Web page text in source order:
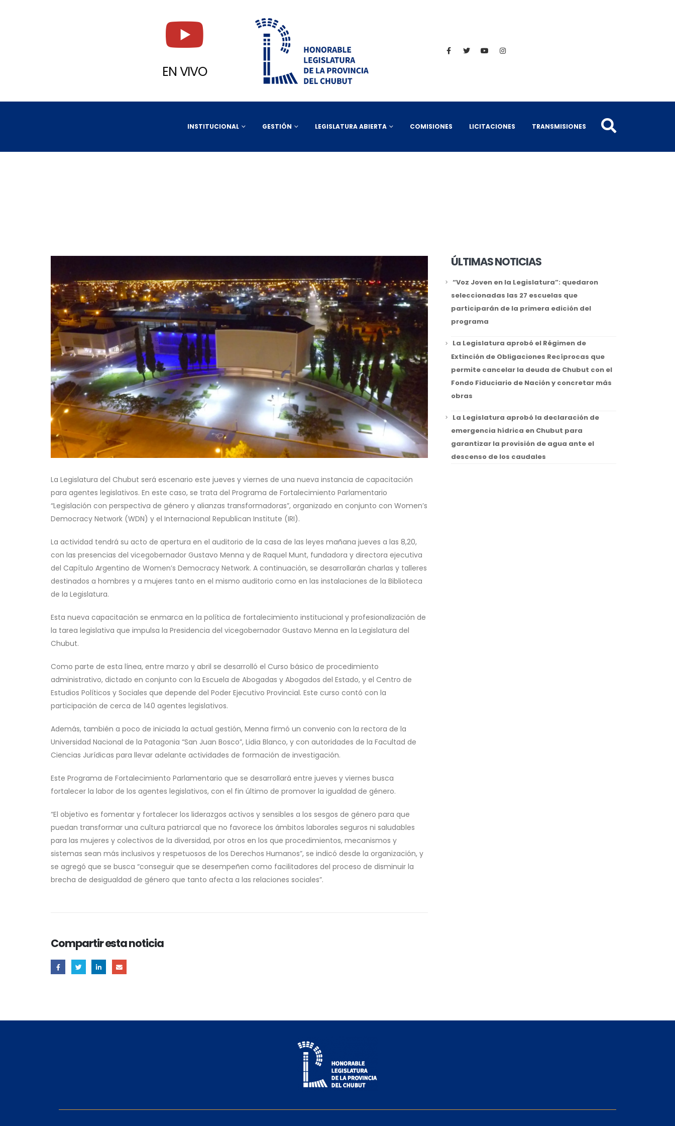
EN VIVO
INSTITUCIONAL GESTIÓN LEGISLATURA ABIERTA COMISIONES LICITACIONES TRANSMISIONES
La Legislatura del Chubut será escenario este jueves y viernes de una nueva instancia de capacitación
para agentes legislativos. En este caso, se trata del Programa de Fortalecimiento Parlamentario
“Legislación con perspectiva de género y alianzas transformadoras”, organizado en conjunto con Women’s
Democracy Network (WDN) y el Internacional Republican Institute (IRI).
La actividad tendrá su acto de apertura en el auditorio de la casa de las leyes mañana jueves a las 8,20,
con las presencias del vicegobernador Gustavo Menna y de Raquel Munt, fundadora y directora ejecutiva
del Capítulo Argentino de Women’s Democracy Network. A continuación, se desarrollarán charlas y talleres
destinados a hombres y a mujeres tanto en el mismo auditorio como en las instalaciones de la Biblioteca
de la Legislatura.
Esta nueva capacitación se enmarca en la política de fortalecimiento institucional y profesionalización de
la tarea legislativa que impulsa la Presidencia del vicegobernador Gustavo Menna en la Legislatura del
Chubut.
Como parte de esta línea, entre marzo y abril se desarrolló el Curso básico de procedimiento
administrativo, dictado en conjunto con la Escuela de Abogadas y Abogados del Estado, y el Centro de
Estudios Políticos y Sociales que depende del Poder Ejecutivo Provincial. Este curso contó con la
participación de cerca de 140 agentes legislativos.
Además, también a poco de iniciada la actual gestión, Menna firmó un convenio con la rectora de la
Universidad Nacional de la Patagonia “San Juan Bosco”, Lidia Blanco, y con autoridades de la Facultad de
Ciencias Jurídicas para llevar adelante actividades de formación de investigación.
Este Programa de Fortalecimiento Parlamentario que se desarrollará entre jueves y viernes busca
fortalecer la labor de los agentes legislativos, con el fin último de promover la igualdad de género.
“El objetivo es fomentar y fortalecer los liderazgos activos y sensibles a los sesgos de género para que
puedan transformar una cultura patriarcal que no favorece los ámbitos laborales seguros ni saludables
para las mujeres y colectivos de la diversidad, por otros en los que procedimientos, mecanismos y
sistemas sean más inclusivos y respetuosos de los Derechos Humanos”, se indicó desde la organización, y
se agregó que se busca “conseguir que se desempeñen como facilitadores del proceso de disminuir la
brecha de desigualdad de género que tanto afecta a las relaciones sociales”.
Compartir esta noticia
ÚLTIMAS NOTICIAS
“Voz Joven en la Legislatura”: quedaron
seleccionadas las 27 escuelas que
participarán de la primera edición del
programa
La Legislatura aprobó el Régimen de
Extinción de Obligaciones Recíprocas que
permite cancelar la deuda de Chubut con el
Fondo Fiduciario de Nación y concretar más
obras
La Legislatura aprobó la declaración de
emergencia hídrica en Chubut para
garantizar la provisión de agua ante el
descenso de los caudales